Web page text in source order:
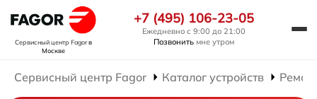
Сервисный центр Fagorв
Москве
+7 (495) 106-23-05
Ежедневно с 9:00 до 21:00
Позвонить мне утром
Сервисный центр Fagor Каталог устройств